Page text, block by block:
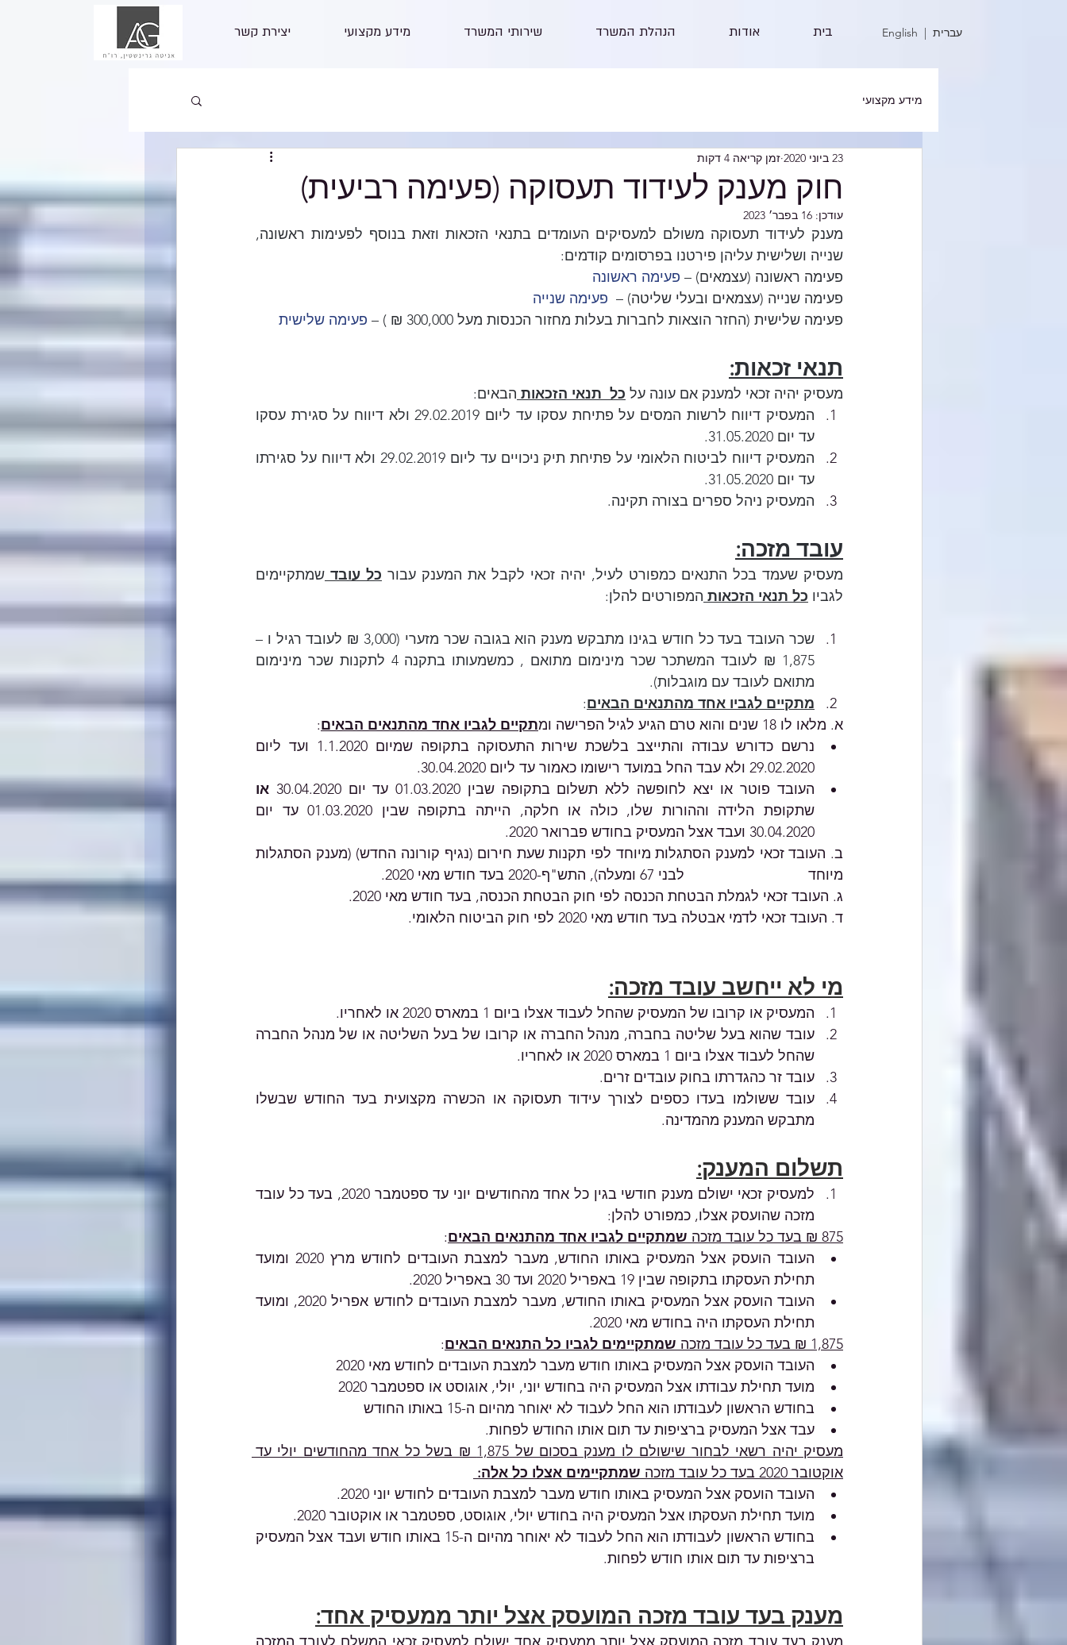
בית אודות הנהלת המשרד שירותי המשרד מידע מקצועי יצירת קשר English | עברית
מידע מקצועי
חוק מענק לעידוד תעסוקה (פעימה רביעית)
23 ביוני 2020 זמן קריאה 4 דקות
עודכן: 16 בפבר׳ 2023
שנייה ושלישית עליהן פירטנו בפרסומים קודמים:
פעימה ראשונה (עצמאים) – פעימה ראשונה
פעימה שנייה (עצמאים ובעלי שליטה) – פעימה שנייה
פעימה שלישית (החזר הוצאות לחברות בעלות מחזור הכנסות מעל 300,000 ₪ ) –
פעימה שלישית
תנאי זכאות:
מעסיק יהיה זכאי למענק אם עונה על כל  תנאי הזכאות הבאים:
עד יום 31.05.2020.
עד יום 31.05.2020.
המעסיק ניהל ספרים בצורה תקינה.
עובד מזכה:
מעסיק שעמד בכל התנאים כמפורט לעיל, יהיה זכאי לקבל את המענק עבור כל עובד
לגביו כל תנאי הזכאות המפורטים להלן:
מתואם לעובד עם מוגבלות).
מתקיים לגביו אחד מהתנאים הבאים:
א. מלאו לו 18 שנים והוא טרם הגיע לגיל הפרישה ומ
תקיים לגביו אחד מהתנאים הבאים:
29.02.2020 ולא עבד החל במועד רישומו כאמור עד ליום 30.04.2020.
העובד פוטר או יצא לחופשה ללא תשלום בתקופה שבין 01.03.2020 עד יום 30.04.2020
או
30.04.2020 ועבד אצל המעסיק בחודש פברואר 2020.
מיוחד 		   		לבני 67 ומעלה), התש"ף-2020 בעד חודש מאי 2020.
ג. העובד זכאי לגמלת הבטחת הכנסה לפי חוק הבטחת הכנסה, בעד חודש מאי 2020.
ד. העובד זכאי לדמי אבטלה בעד חודש מאי 2020 לפי חוק הביטוח הלאומי.
מי לא ייחשב עובד מזכה:
המעסיק או קרובו של המעסיק שהחל לעבוד אצלו ביום 1 במארס 2020 או לאחריו.
שהחל לעבוד אצלו ביום 1 במארס 2020 או לאחריו.
עובד זר כהגדרתו בחוק עובדים זרים.
מתבקש המענק מהמדינה.
תשלום המענק:
מזכה שהועסק אצלו, כמפורט להלן:
875 ₪ בעד כל עובד מזכה
שמתקיים לגביו אחד מהתנאים הבאים:
תחילת העסקתו בתקופה שבין 19 באפריל 2020 ועד 30 באפריל 2020.
תחילת העסקתו היה בחודש מאי 2020.
1,875 ₪ בעד כל עובד מזכה
שמתקיימים לגביו כל התנאים הבאים:
העובד הועסק אצל המעסיק באותו חודש מעבר למצבת העובדים לחודש מאי 2020
מועד תחילת עבודתו אצל המעסיק היה בחודש יוני, יולי, אוגוסט או ספטמבר 2020
בחודש הראשון לעבודתו הוא החל לעבוד לא יאוחר מהיום ה-15 באותו החודש
עבד אצל המעסיק ברציפות עד תום אותו החודש לפחות.
אוקטובר 2020 בעד כל עובד מזכה
שמתקיימים אצלו כל אלה:
העובד הועסק אצל המעסיק באותו חודש מעבר למצבת העובדים לחודש יוני 2020.
מועד תחילת העסקתו אצל המעסיק היה בחודש יולי, אוגוסט, ספטמבר או אוקטובר 2020.
ברציפות עד תום אותו חודש לפחות.
מענק בעד עובד מזכה המועסק אצל יותר ממעסיק אחד: